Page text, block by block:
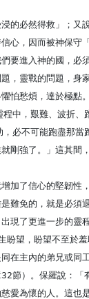
的必然得救」；
心，因而被神保
要進入神的國，
，靈戰的問題，
怕愁煩，達於極
中，艱難、波折
必不可能跑盡那
強了。」這其間
了信心的堅韌
難免的，就是必
現了更進一步的
望，盼望不至於羞
在主內的弟兄或
節）。保羅說：
愛為懷的人。這也